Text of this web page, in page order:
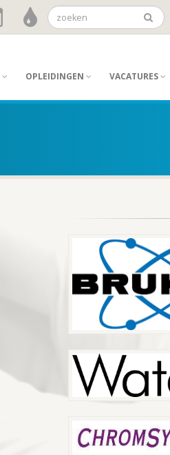
OPLEIDINGEN VACATURES